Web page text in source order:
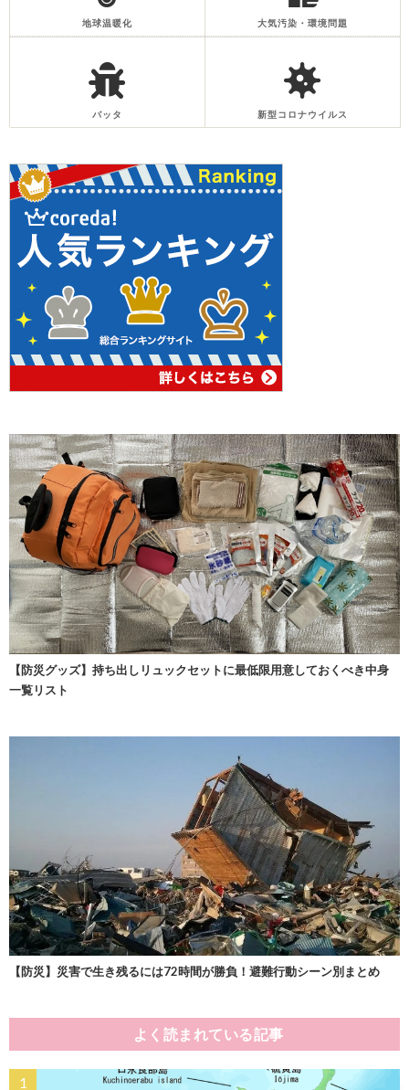
地球温暖化 大気汚染・環境問題
バッタ 新型コロナウイルス
【防災グッズ】持ち出しリュックセットに最低限用意しておくべき中身
一覧リスト
【防災】災害で生き残るには72時間が勝負！避難行動シーン別まとめ
よく読まれている記事